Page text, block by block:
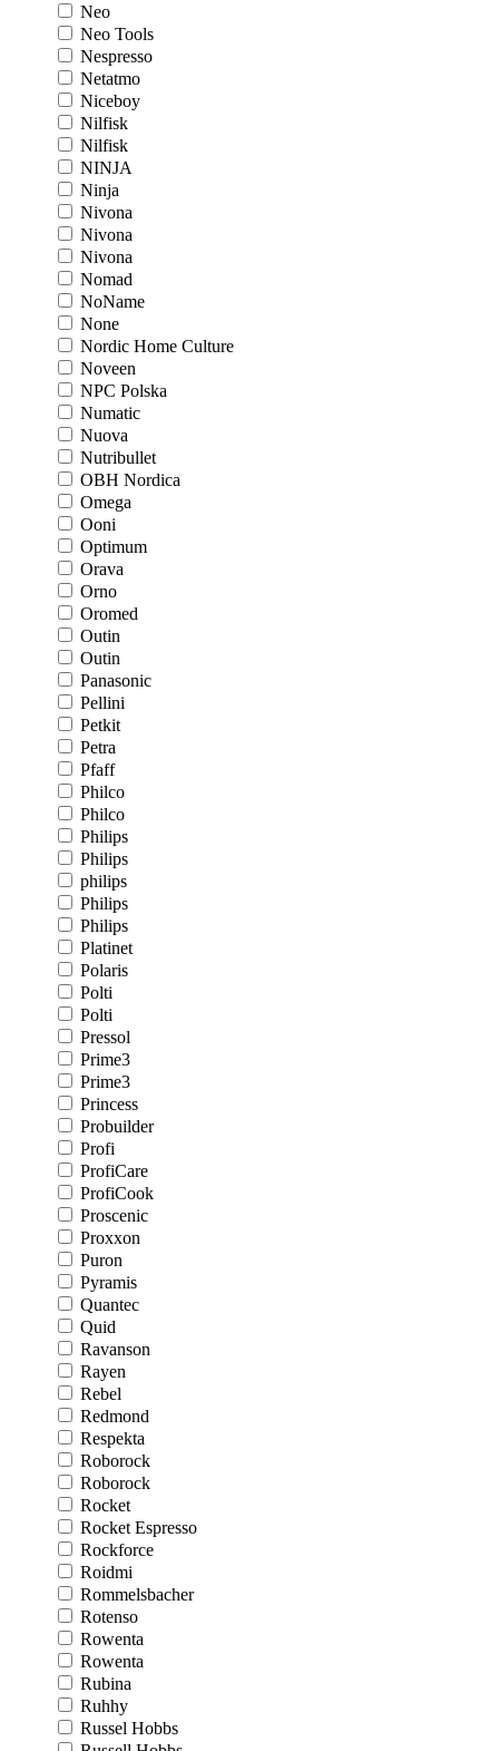
Neo
Neo Tools
Nespresso
Netatmo
Niceboy
Nilfisk
Nilfisk
NINJA
Ninja
Nivona
Nivona
Nivona
Nomad
NoName
None
Nordic Home Culture
Noveen
NPC Polska
Numatic
Nuova
Nutribullet
OBH Nordica
Omega
Ooni
Optimum
Orava
Orno
Oromed
Outin
Outin
Panasonic
Pellini
Petkit
Petra
Pfaff
Philco
Philco
Philips
Philips
philips
Philips
Philips
Platinet
Polaris
Polti
Polti
Pressol
Prime3
Prime3
Princess
Probuilder
Profi
ProfiCare
ProfiCook
Proscenic
Proxxon
Puron
Pyramis
Quantec
Quid
Ravanson
Rayen
Rebel
Redmond
Respekta
Roborock
Roborock
Rocket
Rocket Espresso
Rockforce
Roidmi
Rommelsbacher
Rotenso
Rowenta
Rowenta
Rubina
Ruhhy
Russel Hobbs